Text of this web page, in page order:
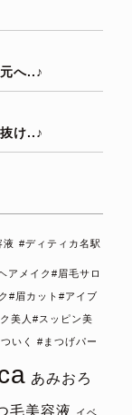
へ..♪
け..♪
液 #ディティカ名駅
アメイク#眉毛サロ
#眉カット#アイブ
美人#スッピン美
いく #まつげパー
あみおろ
毛美容液 イベ